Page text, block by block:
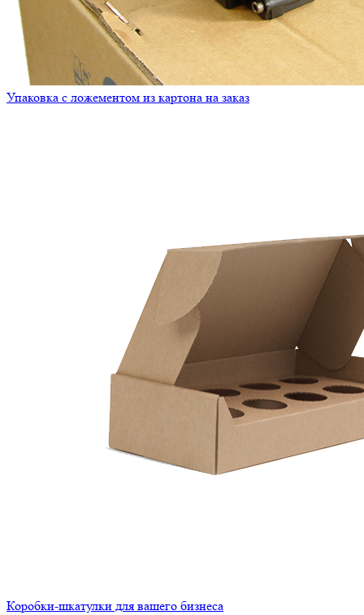
Упаковка с ложементом из картона на заказ
Коробки-шкатулки для вашего бизнеса